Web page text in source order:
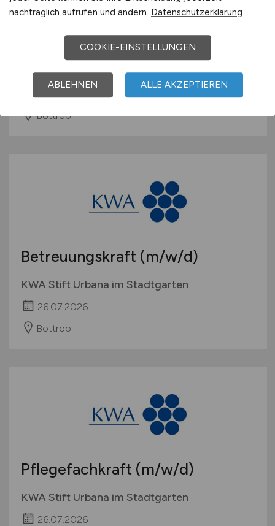
Pflegefachkraft(m/w/d)
KWA Stift Urbana im Stadtgarten
Bottrop
Betreuungskraft (m/w/d)
KWA Stift Urbana im Stadtgarten
26.07.2026
Bottrop
Pflegefachkraft (m/w/d)
KWA Stift Urbana im Stadtgarten
26.07.2026
nachträglich aufrufen und ändern. Datenschutzerklärung
COOKIE-EINSTELLUNGEN
ABLEHNEN ALLE AKZEPTIEREN